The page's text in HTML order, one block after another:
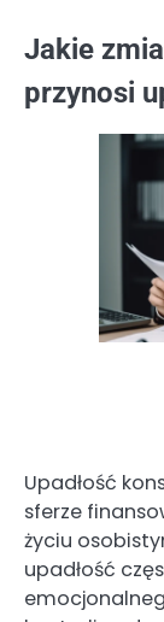
Jakie
przynosi
Upadłość
sferze
życiu
upadłość